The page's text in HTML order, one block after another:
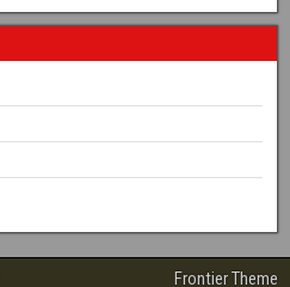
Frontier Theme